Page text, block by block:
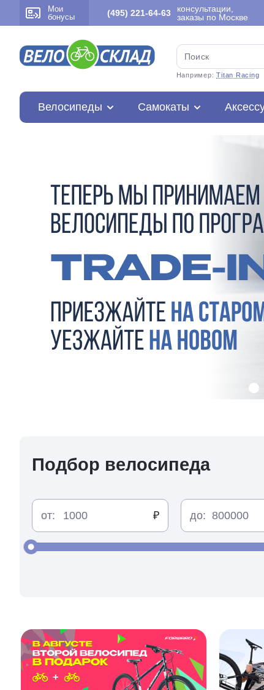
Мои
бонусы
(495) 221-64-63
консультации,
заказы по Москве
Например:Titan Racing
Велосипеды Самокаты
Подбор велосипеда
от: до: